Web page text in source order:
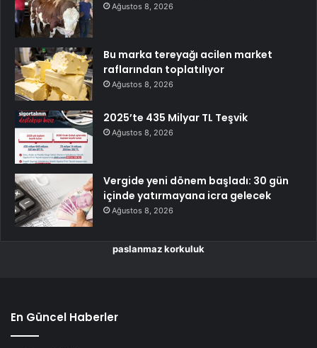
Ağustos 8, 2026
Bu marka tereyağı acilen market
raflarından toplatılıyor
Ağustos 8, 2026
2025’te 435 Milyar TL Teşvik
Ağustos 8, 2026
Vergide yeni dönem başladı: 30 gün
içinde yatırmayana icra gelecek
Ağustos 8, 2026
paslanmaz korkuluk
En Güncel Haberler